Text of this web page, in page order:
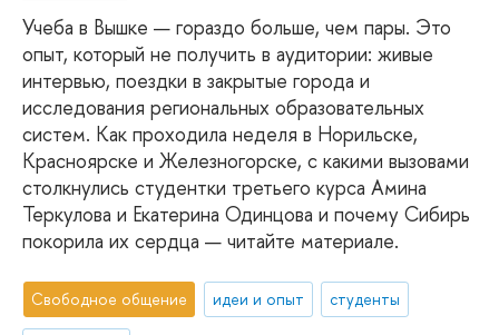
Учеба в Вышке — гораздо больше, чем пары. Это
опыт, который не получить в аудитории: живые
интервью, поездки в закрытые города и
исследования региональных образовательных
систем. Как проходила неделя в Норильске,
Красноярске и Железногорске, с какими вызовами
столкнулись студентки третьего курса Амина
Теркулова и Екатерина Одинцова и почему Сибирь
покорила их сердца — читайте материале.
Свободное общение идеи и опыт студенты